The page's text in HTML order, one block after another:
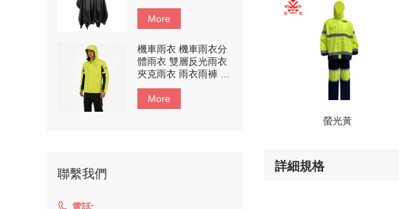
螢光黃
詳細規格
More
機車雨衣 機車雨衣分
體雨衣 雙層反光雨衣
夾克雨衣 雨衣雨褲 #
定制产品
More
聯繫我們
